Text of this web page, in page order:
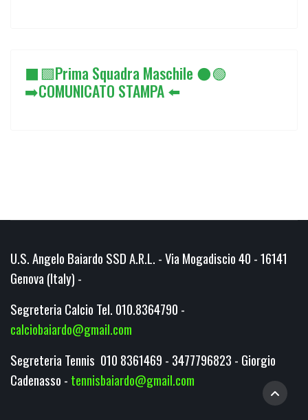
⬛🟩Prima Squadra Maschile ⚫🟢
➡️COMUNICATO STAMPA ⬅️
U.S. Angelo Baiardo SSD A.R.L. - Via Mogadiscio 40 - 16141
Genova (Italy) -
Segreteria Calcio Tel. 010.8364790 -
calciobaiardo@gmail.com
Segreteria Tennis 010 8361469 - 3477796823 - Giorgio
Cadenasso - tennisbaiardo@gmail.com